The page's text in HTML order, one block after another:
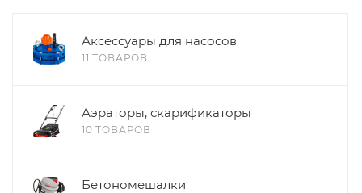
Аксессуары для насосов
11 ТОВАРОВ
Аэраторы, скарификаторы
10 ТОВАРОВ
Бетономешалки